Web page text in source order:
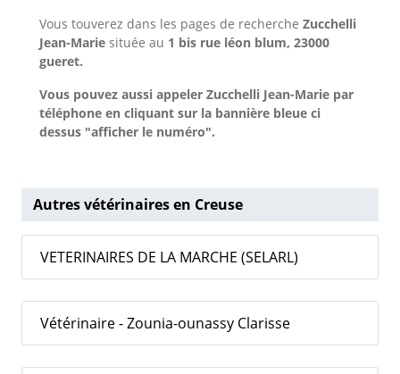
Vous touverez dans les pages de recherche Zucchelli
Jean-Marie située au 1 bis rue léon blum, 23000
gueret.
Vous pouvez aussi appeler Zucchelli Jean-Marie par
téléphone en cliquant sur la bannière bleue ci
dessus "afficher le numéro".
Autres vétérinaires en Creuse
VETERINAIRES DE LA MARCHE (SELARL)
Vétérinaire - Zounia-ounassy Clarisse